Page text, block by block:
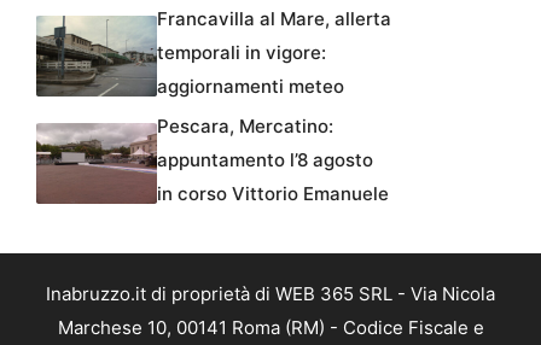
Francavilla al Mare, allerta
temporali in vigore:
aggiornamenti meteo
Pescara, Mercatino:
appuntamento l’8 agosto
in corso Vittorio Emanuele
Inabruzzo.it di proprietà di WEB 365 SRL - Via Nicola
Marchese 10, 00141 Roma (RM) - Codice Fiscale e